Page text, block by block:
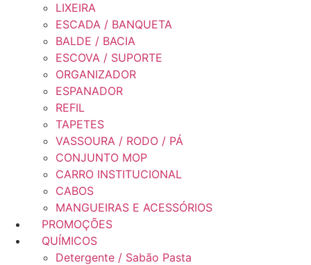
LIXEIRA
ESCADA / BANQUETA
BALDE / BACIA
ESCOVA / SUPORTE
ORGANIZADOR
ESPANADOR
REFIL
TAPETES
VASSOURA / RODO / PÁ
CONJUNTO MOP
CARRO INSTITUCIONAL
CABOS
MANGUEIRAS E ACESSÓRIOS
PROMOÇÕES
QUÍMICOS
Detergente / Sabão Pasta